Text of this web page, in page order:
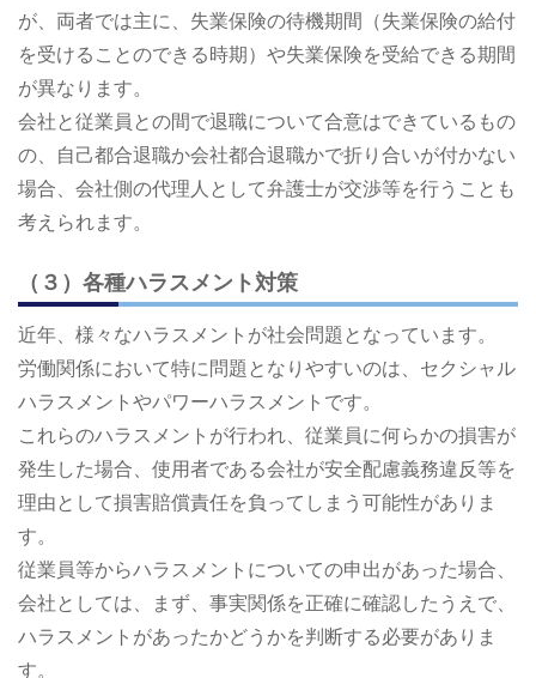
が、両者では主に、失業保険の待機期間（失業保険の給付
を受けることのできる時期）や失業保険を受給できる期間
が異なります。
会社と従業員との間で退職について合意はできているもの
の、自己都合退職か会社都合退職かで折り合いが付かない
場合、会社側の代理人として弁護士が交渉等を行うことも
考えられます。
（３）各種ハラスメント対策
近年、様々なハラスメントが社会問題となっています。
労働関係において特に問題となりやすいのは、セクシャル
ハラスメントやパワーハラスメントです。
これらのハラスメントが行われ、従業員に何らかの損害が
発生した場合、使用者である会社が安全配慮義務違反等を
理由として損害賠償責任を負ってしまう可能性がありま
す。
従業員等からハラスメントについての申出があった場合、
会社としては、まず、事実関係を正確に確認したうえで、
ハラスメントがあったかどうかを判断する必要がありま
す。